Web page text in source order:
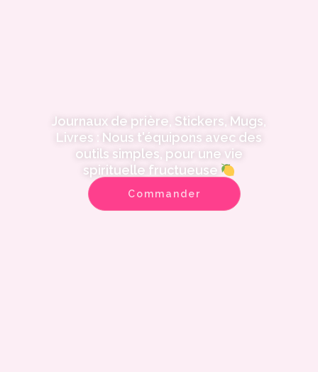
Journaux de prière, Stickers, Mugs,
Livres : Nous t'équipons avec des
outils simples, pour une vie
spirituelle fructueuse
Commander